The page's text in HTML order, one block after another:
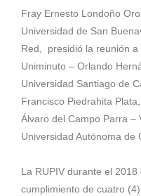
Fray Ernesto Londoño
Universidad de San
Red, presidió la reunión
Uniminuto – Orlando
Universidad Santiago de
Francisco Piedrahita
Álvaro del Campo Parra –
Universidad Autónoma de
La RUPIV durante el
cumplimiento de cuatro